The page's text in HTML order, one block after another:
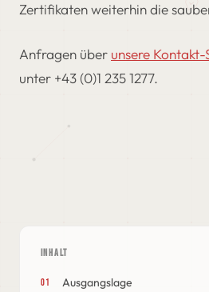
Zertifikaten weiterhin die
Anfragen über unsere Kontakt-
unter +43 (0)1 235 1277.
INHALT
Ausgangslage